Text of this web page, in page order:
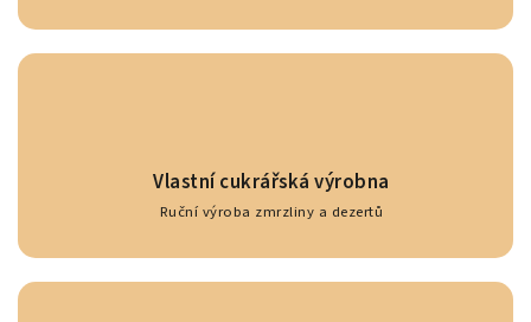
Vlastní cukrářská výrobna
Ruční výroba zmrzliny a dezertů